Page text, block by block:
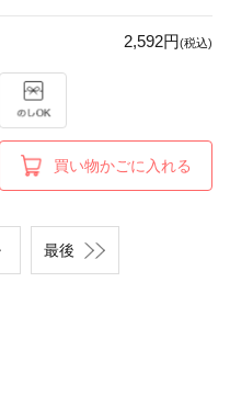
2,592円(税込)
買い物かごに入れる
最後